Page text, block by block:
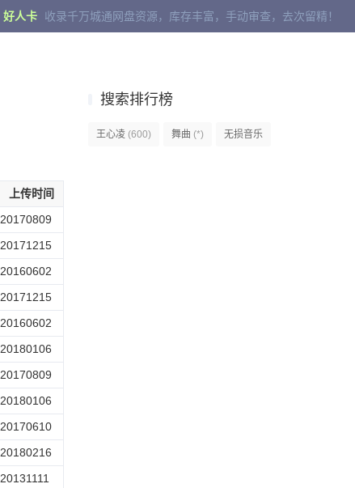
好人卡 收录千万城通网盘资源，库存丰富，手动审查，去次留精！
搜索排行榜
王心凌 (600) 舞曲 (*) 无损音乐
上传时间
20170809
20171215
20160602
20171215
20160602
20180106
20170809
20180106
20170610
20180216
20131111